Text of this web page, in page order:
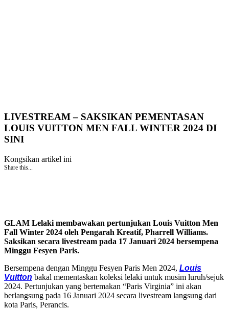
LIVESTREAM – SAKSIKAN PEMENTASAN
LOUIS VUITTON MEN FALL WINTER 2024 DI
SINI
Kongsikan artikel ini
Share this...
GLAM Lelaki membawakan pertunjukan Louis Vuitton Men
Fall Winter 2024 oleh Pengarah Kreatif, Pharrell Williams.
Saksikan secara livestream pada 17 Januari 2024 bersempena
Minggu Fesyen Paris.
Bersempena dengan Minggu Fesyen Paris Men 2024, Louis
Vuitton bakal mementaskan koleksi lelaki untuk musim luruh/sejuk
2024. Pertunjukan yang bertemakan “Paris Virginia” ini akan
berlangsung pada 16 Januari 2024 secara livestream langsung dari
kota Paris, Perancis.